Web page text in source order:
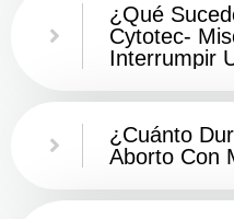
¿Qué
Cytotec-
Interrumpir
¿Cuánto
Aborto Con